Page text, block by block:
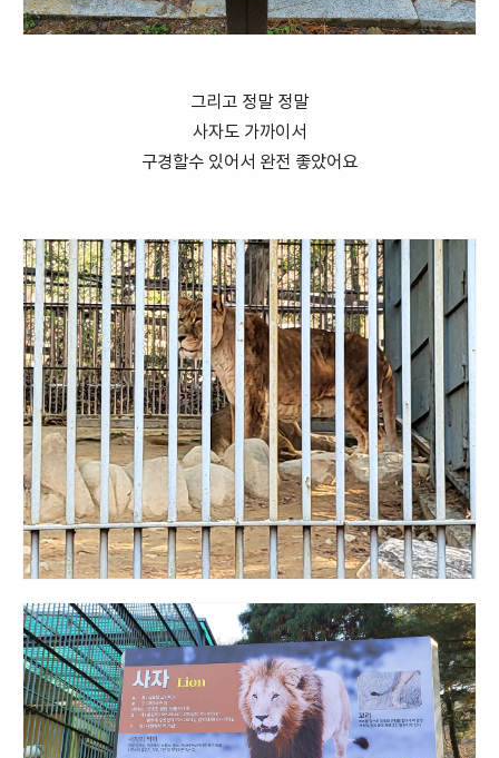
그리고 정말 정말
사자도 가까이서
구경할수 있어서 완전 좋았어요